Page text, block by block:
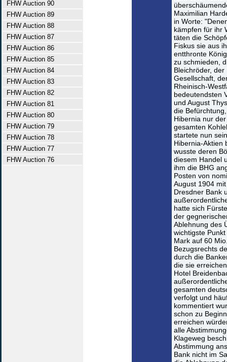
FHW Auction 90
FHW Auction 89
FHW Auction 88
FHW Auction 87
FHW Auction 86
FHW Auction 85
FHW Auction 84
FHW Auction 83
FHW Auction 82
FHW Auction 81
FHW Auction 80
FHW Auction 79
FHW Auction 78
FHW Auction 77
FHW Auction 76
Maximilian
in Worte:
kämpfen für ihr
täten die
Fiskus sie aus
entthronte
zu schmieden,
Bleichröder,
Gesellschaft,
Rheinisch-
bedeutendsten
und August
die
Hibernia nur
gesamten
startete nun
Hibernia-Aktien
wusste deren
diesem Handel
ihm die BHG
Posten von
August 1904
Dresdner Bank
hatte sich
der
Ablehnung des
wichtigste
Mark auf 60
Bezugsrechts
durch die
die sie
Hotel
gesamten
verfolgt und
kommentiert
schon zu
erreichen
alle
Klageweg
Abstimmung
Bank nicht im